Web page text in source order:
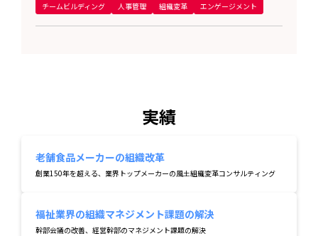
チームビルディング 人事管理 組織変革 エンゲージメント
実績
老舗食品メーカーの組織改革
創業150年を超える、業界トップメーカーの風土組織変革コンサルティング
福祉業界の組織マネジメント課題の解決
幹部会議の改善、経営幹部のマネジメント課題の解決